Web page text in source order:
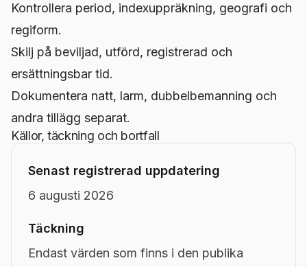
Kontrollera period, indexuppräkning, geografi och
regiform.
Skilj på beviljad, utförd, registrerad och
ersättningsbar tid.
Dokumentera natt, larm, dubbelbemanning och
andra tillägg separat.
Källor, täckning och bortfall
Senast registrerad uppdatering
6 augusti 2026
Täckning
Endast värden som finns i den publika